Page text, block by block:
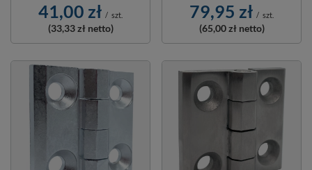
41,00 zł / szt.
(33,33 zł netto)
79,95 zł / szt.
(65,00 zł netto)